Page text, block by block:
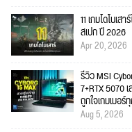
11 เกมไดโนเ
สเปก ปี 2026
Apr 20, 2026
รีวิว MSI
7+RTX 5070
ถูกใจเกมเมอร์
Aug 5, 2026